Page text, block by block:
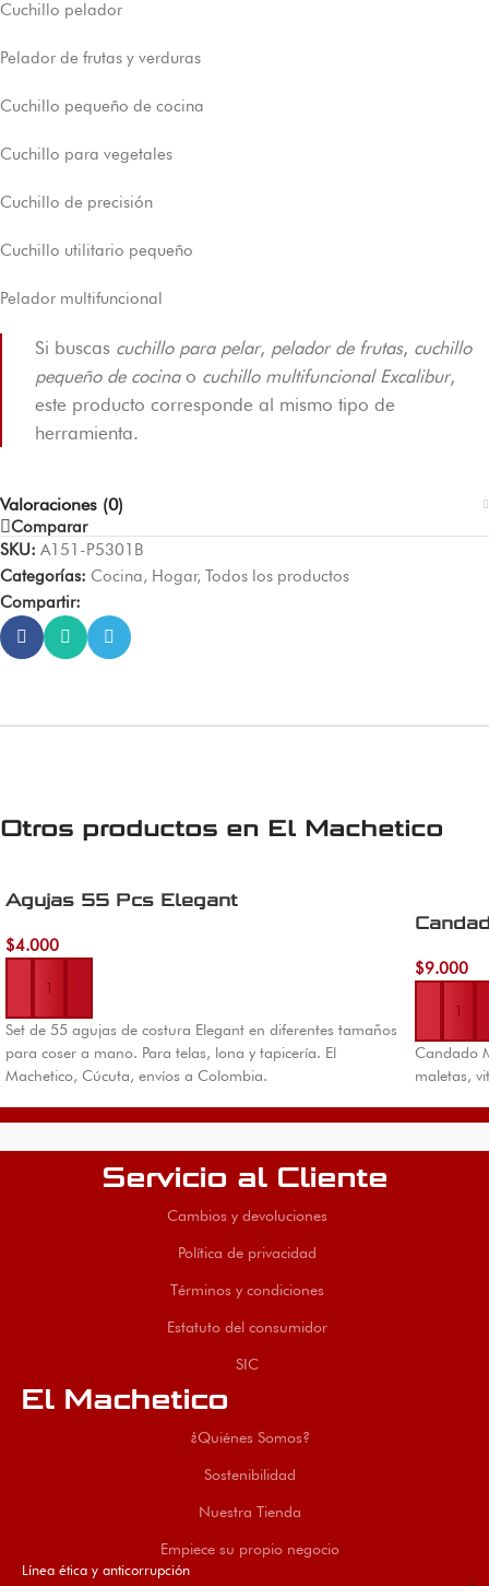
Cuchillo pelador
Pelador de frutas y verduras
Cuchillo pequeño de cocina
Cuchillo para vegetales
Cuchillo de precisión
Cuchillo utilitario pequeño
Pelador multifuncional
Si buscas cuchillo para pelar, pelador de frutas, cuchillo
pequeño de cocinao cuchillo multifuncional Excalibur,
este producto corresponde al mismo tipo de
herramienta.
Valoraciones (0)
Comparar
SKU: A151-P5301B
Categorías: Cocina, Hogar, Todos los productos
Compartir:
Otros productos en El Machetico
Agujas 55 Pcs Elegant
$4.000
Añadir al carrito
Set de 55 agujas de costura Elegant en diferentes tamaños
para coser a mano. Para telas, lona y tapicería. El
Machetico, Cúcuta, envíos a Colombia.
$9.000
Añadir al
Candado
maletas,
Servicio al Cliente
Cambios y devoluciones
Política de privacidad
Términos y condiciones
Estatuto del consumidor
SIC
El Machetico
¿Quiénes Somos?
Sostenibilidad
Nuestra Tienda
Empiece su propio negocio
Línea ética y anticorrupción